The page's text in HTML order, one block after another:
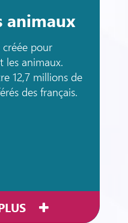
animaux
pour
les animaux.
12,7 millions de
des français.